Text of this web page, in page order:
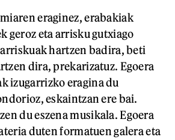
eraginez, erabakiak
geroz eta arrisku gutxiago
hartzen badira, beti
dira, prekarizatuz. Egoera
izugarrizko eragina du
eskaintzan ere bai.
du eszena musikala. Egoera
duten formatuen galera eta